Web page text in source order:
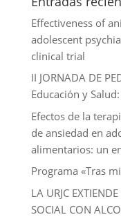
Effectiveness of
adolescent
clinical trial
II JORNADA DE
Educación y Salud:
Efectos de la
de ansiedad en
alimentarios: un
Programa «Tras
LA URJC
SOCIAL CON